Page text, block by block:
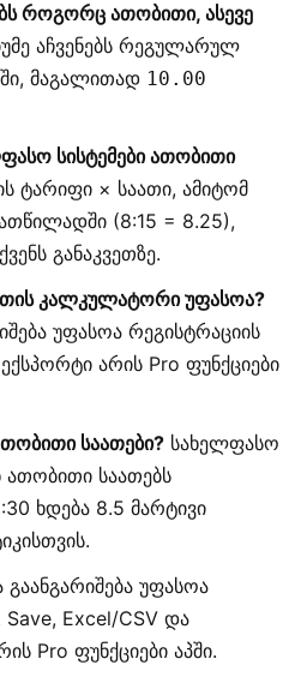
როგორც ათობითი, ასევე
აჩვენებს რეგულარულ
მაგალითად 10.00
სისტემები ათობითი
ტარიფი × საათი, ამიტომ
(8:15 = 8.25),
განაკვეთზე.
კალკულატორი უფასოა?
უფასოა რეგისტრაციის
არის Pro ფუნქციები
საათები? სახელფასო
ათობითი საათებს
ხდება 8.5 მარტივი
უფასოა
Save, Excel/CSV და
Pro ფუნქციები აპში.